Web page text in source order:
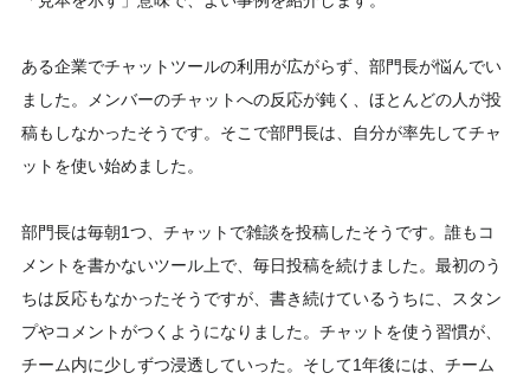
ある企業でチャットツールの利用が広がらず、部門長が悩んでい
ました。メンバーのチャットへの反応が鈍く、ほとんどの人が投
稿もしなかったそうです。そこで部門長は、自分が率先してチャ
ットを使い始めました。
部門長は毎朝1つ、チャットで雑談を投稿したそうです。誰もコ
メントを書かないツール上で、毎日投稿を続けました。最初のう
ちは反応もなかったそうですが、書き続けているうちに、スタン
プやコメントがつくようになりました。チャットを使う習慣が、
チーム内に少しずつ浸透していった。そして1年後には、チーム